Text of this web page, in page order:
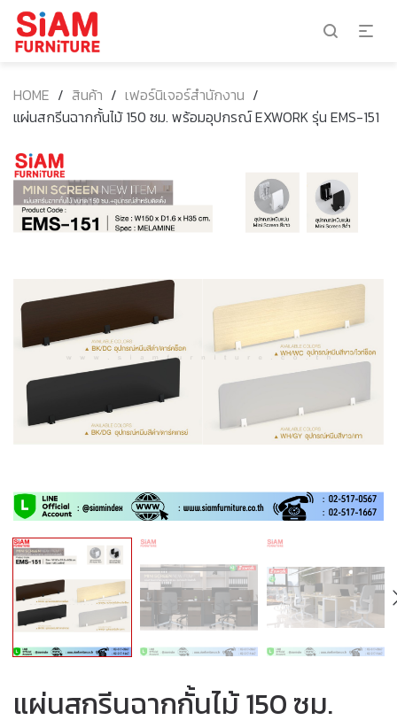
HOME / สินค้า / เฟอร์นิเจอร์สำนักงาน /
แผ่นสกรีนฉากกั้นไม้ 150 ซม. พร้อมอุปกรณ์ EXWORK รุ่น EMS-151
แผ่นสกรีนฉากกั้นไม้ 150 ซม.